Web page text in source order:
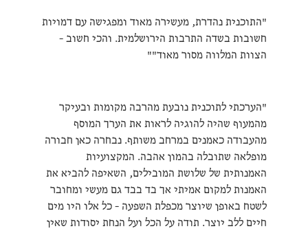
"התוכנית נהדרת, מעשירה מאוד ומפגישה עם דמויות
חשובות בשדה התרבות הירושלמית. והכי חשוב -
הצוות המלווה מסור מאוד""
"הערכתי לתוכנית נובעת מהרבה מקומות ובעיקר
מהמעוף שהיה להוגיה לראות את הערך המוסף
מהעבודה כאמנים במרחב משותף. נבחרה כאן חבורה
מופלאה שתובלה בהמון אהבה. המקצועיות
האמנותית של שלושת המובילים, השאיפה להביא את
האמנות למקום אמיתי אך בד בבד גם מעשי ומחובר
לשטח באופן שיוצר מכפלת השפעה - כל אלו היו מים
חיים ללב יוצר. תודה על הכל ועל הנחת יסודות שאין